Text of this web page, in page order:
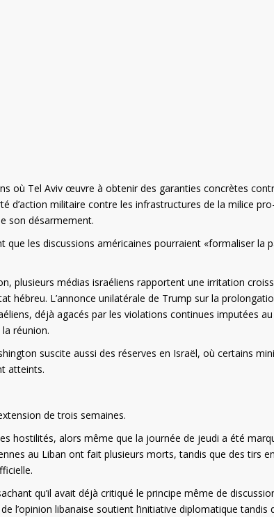
où Tel Aviv œuvre à obtenir des garanties concrètes
d’action militaire contre les infrastructures de la milice pro-
son désarmement.
les discussions américaines pourraient «formaliser la
plusieurs médias israéliens rapportent une irritation
hébreu. L’annonce unilatérale de Trump sur la
déjà agacés par les violations continues imputées au
réunion.
suscite aussi des réserves en Israël, où certains
atteints.
de trois semaines.
hostilités, alors même que la journée de jeudi a été
au Liban ont fait plusieurs morts, tandis que des tirs en
qu’il avait déjà critiqué le principe même de
l’opinion libanaise soutient l’initiative diplomatique tandis